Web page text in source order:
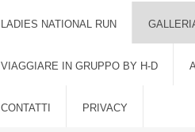
LADIES NATIONAL RUN
VIAGGIARE IN GRUPPO BY H-D
CONTATTI PRIVACY